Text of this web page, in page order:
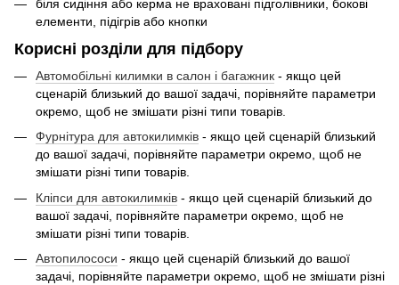
біля сидіння або керма не враховані підголівники, бокові
елементи, підігрів або кнопки
Корисні розділи для підбору
Автомобільні килимки в салон і багажник - якщо цей
сценарій близький до вашої задачі, порівняйте параметри
окремо, щоб не змішати різні типи товарів.
Фурнітура для автокилимків - якщо цей сценарій близький
до вашої задачі, порівняйте параметри окремо, щоб не
змішати різні типи товарів.
Кліпси для автокилимків - якщо цей сценарій близький до
вашої задачі, порівняйте параметри окремо, щоб не
змішати різні типи товарів.
Автопилососи - якщо цей сценарій близький до вашої
задачі, порівняйте параметри окремо, щоб не змішати різні